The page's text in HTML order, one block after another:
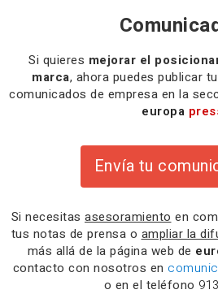
Si quieres mejorar el
marca, ahora puedes publicar
comunicados de empresa en la
europa
Envía tu
Si necesitas asesoramiento en
tus notas de prensa o ampliar la
más allá de la página web de
contacto con nosotros en
o en el teléfono